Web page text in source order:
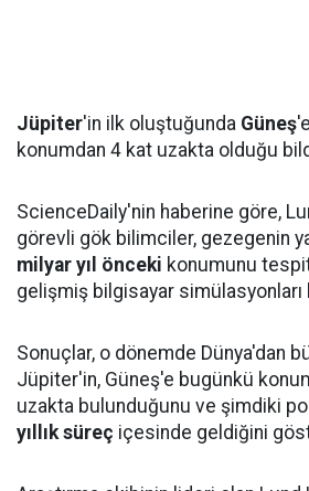
Jüpiter'in ilk oluştuğunda Güneş
konumdan 4 kat uzakta olduğu
ScienceDaily'nin haberine göre,
görevli gök bilimciler, gezegenin
milyar yıl önceki konumunu
gelişmiş bilgisayar simülasyonları
Sonuçlar, o dönemde Dünya'dan
Jüpiter'in, Güneş'e bugünkü
uzakta bulunduğunu ve şimdiki
yıllık süreç içesinde geldiğini